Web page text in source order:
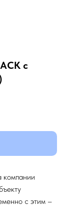
с
компании
с этим –